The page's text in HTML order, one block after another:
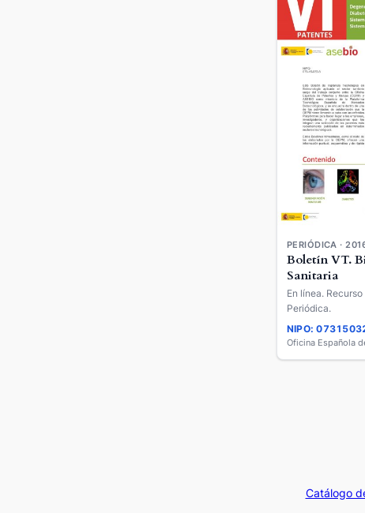
PERIÓDICA ·
Boletín VT.
Sanitaria
En línea.
Periódica.
NIPO:
Catálogo